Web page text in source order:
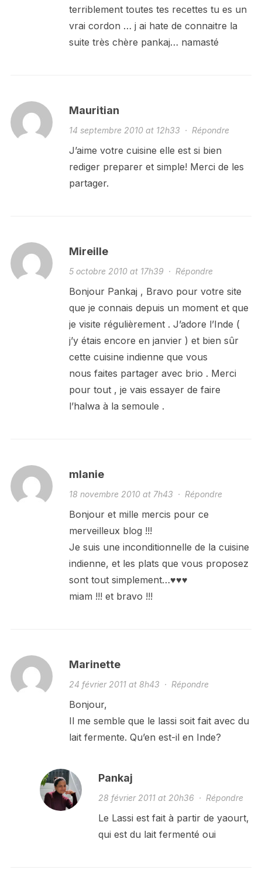
terriblement toutes tes recettes tu es un
vrai cordon … j ai hate de connaitre la
suite très chère pankaj… namasté
Mauritian
14 septembre 2010 at 12h33 · Répondre
J’aime votre cuisine elle est si bien
rediger preparer et simple! Merci de les
partager.
Mireille
5 octobre 2010 at 17h39 · Répondre
Bonjour Pankaj , Bravo pour votre site
que je connais depuis un moment et que
je visite régulièrement . J’adore l’Inde (
j’y étais encore en janvier ) et bien sûr
cette cuisine indienne que vous
nous faites partager avec brio . Merci
pour tout , je vais essayer de faire
l’halwa à la semoule .
mlanie
18 novembre 2010 at 7h43 · Répondre
Bonjour et mille mercis pour ce
merveilleux blog !!!
Je suis une inconditionnelle de la cuisine
indienne, et les plats que vous proposez
sont tout simplement…♥♥♥
miam !!! et bravo !!!
Marinette
24 février 2011 at 8h43 · Répondre
Bonjour,
Il me semble que le lassi soit fait avec du
lait fermente. Qu’en est-il en Inde?
Pankaj
28 février 2011 at 20h36· Répondre
Le Lassi est fait à partir de yaourt,
qui est du lait fermenté oui